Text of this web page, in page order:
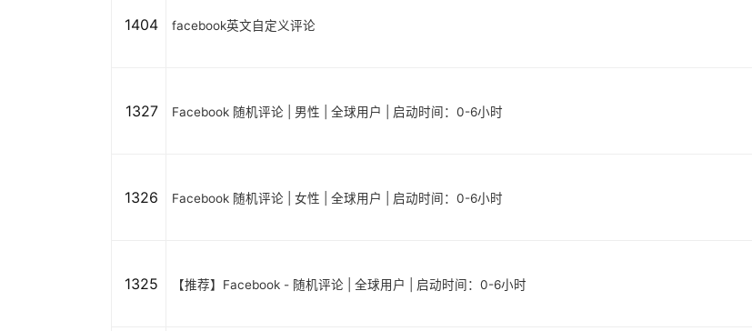
1404 facebook英文自定义评论
1327 Facebook 随机评论 | 男性 | 全球用户 | 启动时间：0-6小时
1326 Facebook 随机评论 | 女性 | 全球用户 | 启动时间：0-6小时
1325 【推荐】Facebook - 随机评论 | 全球用户 | 启动时间：0-6小时